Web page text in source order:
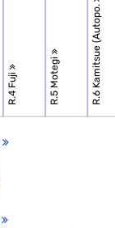
R.4 Fuji R.5 Motegi R.6 Kamitsue (Autopo.